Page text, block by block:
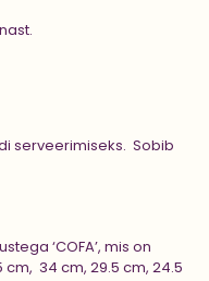
serveerimiseks. Sobib
‘COFA’, mis on
34 cm, 29.5 cm, 24.5